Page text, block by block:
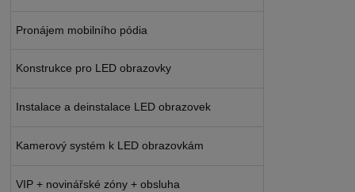
Pronájem mobilního pódia
Konstrukce pro LED obrazovky
Instalace a deinstalace LED obrazovek
Kamerový systém k LED obrazovkám
VIP + novinářské zóny + obsluha